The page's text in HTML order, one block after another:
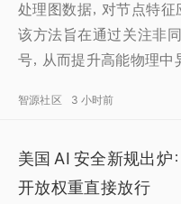
处理图数据，对节点特征
该方法旨在通过关注非
号，从而提升高能物理中
智源社区 3 小时前
美国 AI 安全新规出炉
开放权重直接放行